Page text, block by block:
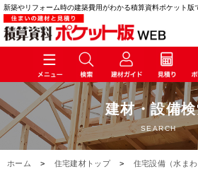
新築やリフォーム時の建築費用がわかる積算資料ポケット版
建材・設備
SEARCH
ホーム > 住宅建材トップ > 住宅設備（水まわ